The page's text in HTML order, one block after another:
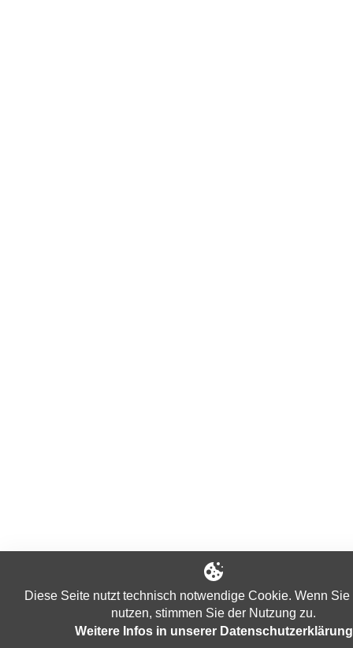
Diese Seite nutzt technisch notwendige Cookie. Wenn
nutzen, stimmen Sie der Nutzung zu.
Weitere Infos in unserer Datenschutzerklärung